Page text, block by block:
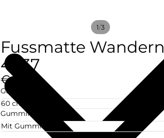
1/3
Fussmatte Wandern
4037
€42,73
Größe
Gummirand